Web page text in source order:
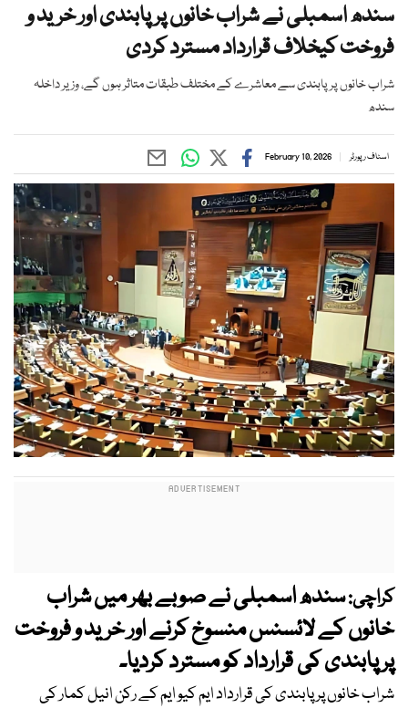
سندھ اسمبلی نے شراب خانوں پر پابندی اور خرید و
فروخت کیخلاف قرارداد مسترد کردی
شراب خانوں پر پابندی سے معاشرے کے مختلف طبقات متاثر ہوں گے، وزیر داخلہ
سندھ
اسٹاف رپورٹر February 10, 2026
کراچی:سندھ اسمبلی نے صوبے بھر میں شراب
خانوں کے لائسنس منسوخ کرنے اور خرید و فروخت
پر پابندی کی قرارداد کو مسترد کردیا۔
شراب خانوں پر پابندی کی قرارداد ایم کیو ایم کے رکن انیل کمار کی